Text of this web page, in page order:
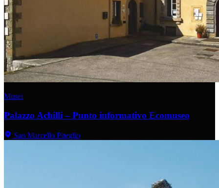
Musei
Palazzo Achilli – Punto informativo Ecomuseo
San Marcello Piteglio